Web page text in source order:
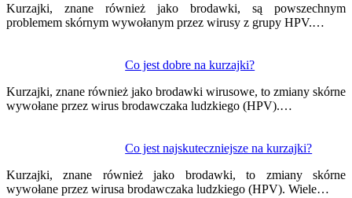
Kurzajki, znane również jako brodawki, są powszechnym
problemem skórnym wywołanym przez wirusy z grupy HPV.…
Co jest dobre na kurzajki?
Kurzajki, znane również jako brodawki wirusowe, to zmiany skórne
wywołane przez wirus brodawczaka ludzkiego (HPV).…
Co jest najskuteczniejsze na kurzajki?
Kurzajki, znane również jako brodawki, to zmiany skórne
wywołane przez wirusa brodawczaka ludzkiego (HPV). Wiele…